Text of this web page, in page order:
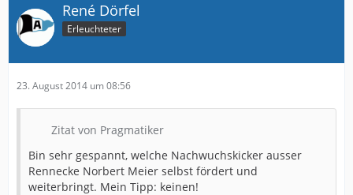
René Dörfel
Erleuchteter
23. August 2014 um 08:56
Zitat von Pragmatiker
Bin sehr gespannt, welche Nachwuchskicker ausser
Rennecke Norbert Meier selbst fördert und
weiterbringt. Mein Tipp: keinen!